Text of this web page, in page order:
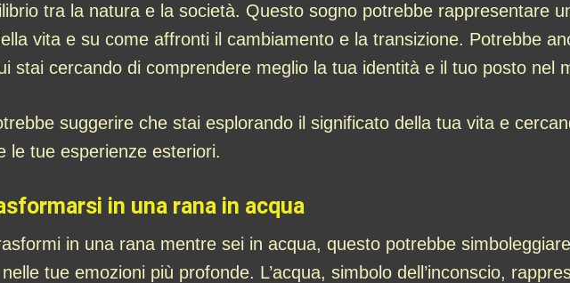
tra la natura e la società. Questo sogno potrebbe rappresentare
vita e su come affronti il cambiamento e la transizione. Potrebbe
stai cercando di comprendere meglio la tua identità e il tuo posto nel
suggerire che stai esplorando il significato della tua vita e
le tue esperienze esteriori.
in una rana in acqua
in una rana mentre sei in acqua, questo potrebbe
tue emozioni più profonde. L’acqua, simbolo dell’inconscio,